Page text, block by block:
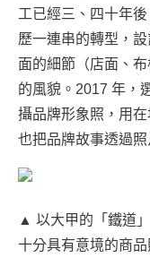
工已經三、四十年
歷一連串的轉型，
面的細節（店面、
的風貌。2017 年，
攝品牌形象照，用
也把品牌故事透過
▲ 以大甲的「鐵道
十分具有意境的商